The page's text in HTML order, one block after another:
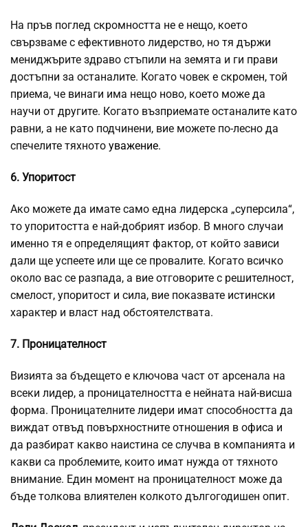
На пръв поглед скромността не е нещо, което
свързваме с ефективното лидерство, но тя държи
мениджърите здраво стъпили на земята и ги прави
достъпни за останалите. Когато човек е скромен, той
приема, че винаги има нещо ново, което може да
научи от другите. Когато възприемате останалите като
равни, а не като подчинени, вие можете по-лесно да
спечелите тяхното уважение.
6. Упоритост
Ако можете да имате само една лидерска „суперсила“,
то упоритостта е най-добрият избор. В много случаи
именно тя е определящият фактор, от който зависи
дали ще успеете или ще се провалите. Когато всичко
около вас се разпада, а вие отговорите с решителност,
смелост, упоритост и сила, вие показвате истински
характер и власт над обстоятелствата.
7. Проницателност
Визията за бъдещето е ключова част от арсенала на
всеки лидер, а проницателността е нейната най-висша
форма. Проницателните лидери имат способността да
виждат отвъд повърхностните отношения в офиса и
да разбират какво наистина се случва в компанията и
какви са проблемите, които имат нужда от тяхното
внимание. Един момент на проницателност може да
бъде толкова влиятелен колкото дългогодишен опит.